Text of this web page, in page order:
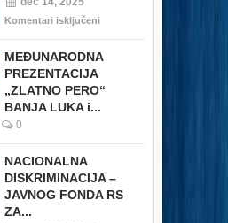
Komentari isključeni
MEĐUNARODNA
PREZENTACIJA
„ZLATNO PERO“
BANJA LUKA i...
0
NACIONALNA
DISKRIMINACIJA –
JAVNOG FONDA RS
ZA...